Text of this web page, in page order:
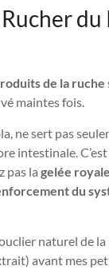
de la ruche
maintes fois.
ne sert pas
intestinale.
pas la gelée royale
du
naturel de
avant mes